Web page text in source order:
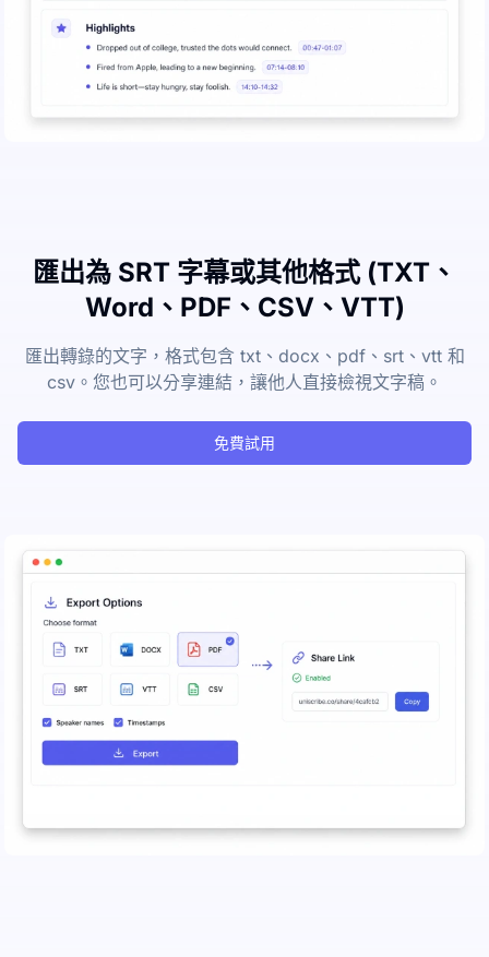
匯出為 SRT 字幕或其他格式 (TXT、
Word、PDF、CSV、VTT)
匯出轉錄的文字，格式包含 txt、docx、pdf、srt、vtt 和
csv。您也可以分享連結，讓他人直接檢視文字稿。
免費試用